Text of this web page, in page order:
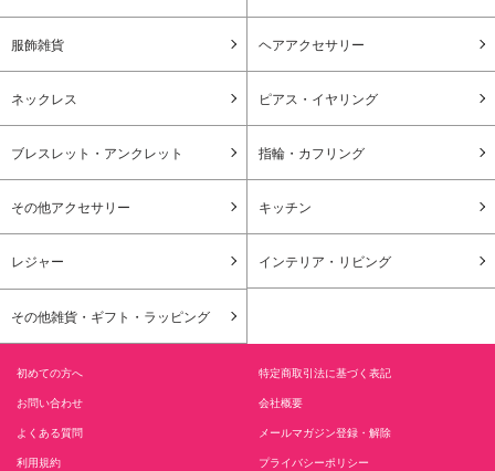
服飾雑貨 ヘアアクセサリー
ネックレス ピアス・イヤリング
ブレスレット・アンクレット 指輪・カフリング
その他アクセサリー キッチン
レジャー インテリア・リビング
その他雑貨・ギフト・ラッピング
初めての方へ 特定商取引法に基づく表記
お問い合わせ 会社概要
よくある質問 メールマガジン登録・解除
利用規約 プライバシーポリシー